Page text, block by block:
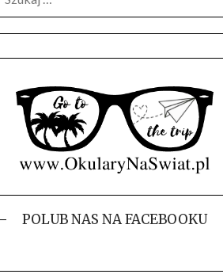
POLUB NAS NA FACEBOOKU